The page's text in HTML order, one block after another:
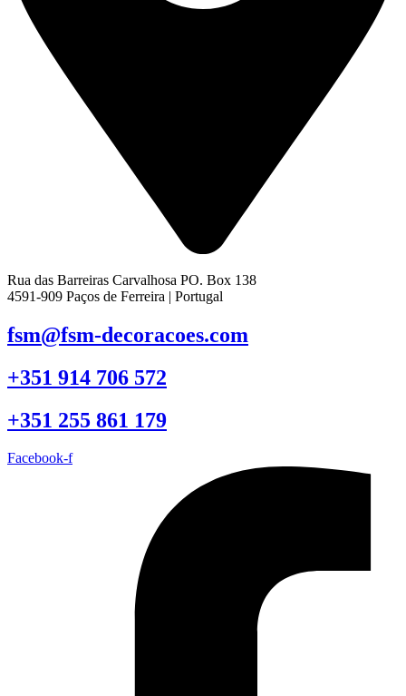
Rua das Barreiras Carvalhosa PO. Box 138
4591-909 Paços de Ferreira | Portugal
fsm@fsm-decoracoes.com
+351 914 706 572
+351 255 861 179
Facebook-f